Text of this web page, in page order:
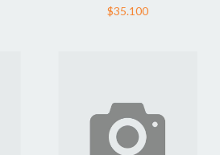
$35.100